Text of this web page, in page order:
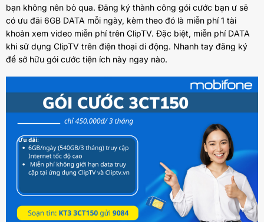
bạn không nên bỏ qua. Đăng ký thành công gói cước bạn ư sẽ
có ưu đãi 6GB DATA mỗi ngày, kèm theo đó là miễn phí 1 tài
khoản xem video miễn phí trên ClipTV. Đặc biệt, miễn phí DATA
khi sử dụng ClipTV trên điện thoại di động. Nhanh tay đăng ký
để sở hữu gói cước tiện ích này ngay nào.